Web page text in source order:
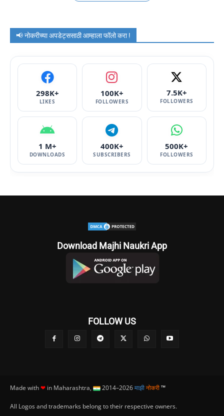
📢 नोकरीच्या अपडेट्ससाठी आम्हाला फॉलो करा !
298K+
LIKES
100K+
FOLLOWERS
7.5K+
FOLLOWERS
1 M+
DOWNLOADS
400K+
SUBSCRIBERS
500K+
FOLLOWERS
Download Majhi Naukri App
FOLLOW US
Made with❤ in Maharashtra, 2014–2026माझीनोकरी™
All Logos and trademarks belong to their respective owners.